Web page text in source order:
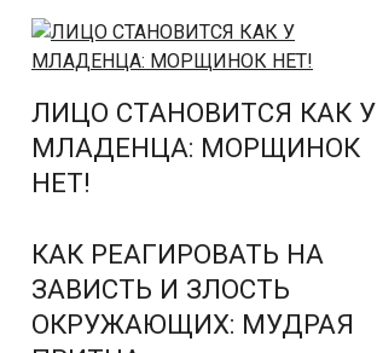
ЛИЦО СТАНОВИТСЯ КАК У
МЛАДЕНЦА: МОРЩИНОК
НЕТ!
КАК РЕАГИРОВАТЬ НА
ЗАВИСТЬ И ЗЛОСТЬ
ОКРУЖАЮЩИХ: МУДРАЯ